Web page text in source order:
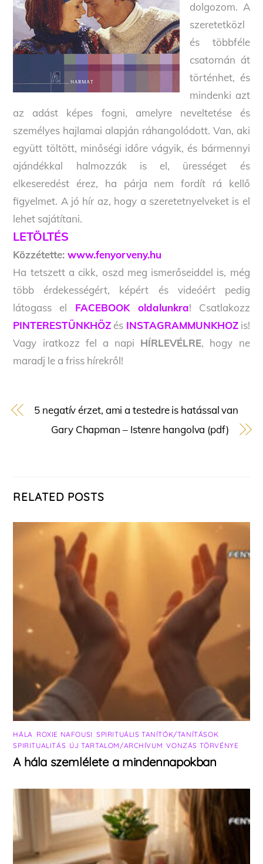
dolgozom. A
szeretetközl
és többféle
csatornán át
történhet, és
mindenki azt
az adást képes fogni, amelyre neveltetése és
személyes hajlamai alapján ráhangolódott. Van, aki
együtt töltött, minőségi időre vágyik, és bármennyi
ajándékkal halmozzák is el, ürességet és
elkeseredést érez, ha párja nem fordít rá kellő
figyelmet. A jó hír az, hogy a szeretetnyelveket is el
lehet sajátítani.
LETÖLTÉS
Közzétette:www.fenyorveny.hu
Ha tetszett a cikk, oszd meg ismerőseiddel is, még
több érdekességért, képért és videóért pedig
látogass el FACEBOOK oldalunkra! Csatlakozz
PINTERESTÜNKHÖZ és INSTAGRAMMUNKHOZis!
Vagy iratkozz fel a napi HÍRLEVÉLRE, hogy ne
maradj le a friss hírekről!
5 negatív érzet, ami a testedre is hatással van
Gary Chapman – Istenre hangolva (pdf)
RELATED POSTS
HÁLA ROXIE NAFOUSI SPIRITUÁLIS TANÍTÓK/TANÍTÁSOK
SPIRITUALITÁS ÚJ TARTALOM/ARCHÍVUM ,VONZÁS TÖRVÉNYE
A hála szemlélete a mindennapokban